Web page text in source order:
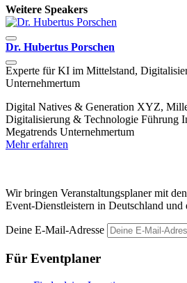
Weitere Speakers
Dr. Hubertus Porschen
Experte für KI im Mittelstand,
Unternehmertum
Digital Natives & Generation XYZ,
Digitalisierung & Technologie Führung
Megatrends Unternehmertum
Mehr erfahren
Wir bringen Veranstaltungsplaner mit
Event-Dienstleistern in Deutschland und
Deine E-Mail-Adresse
Für Eventplaner